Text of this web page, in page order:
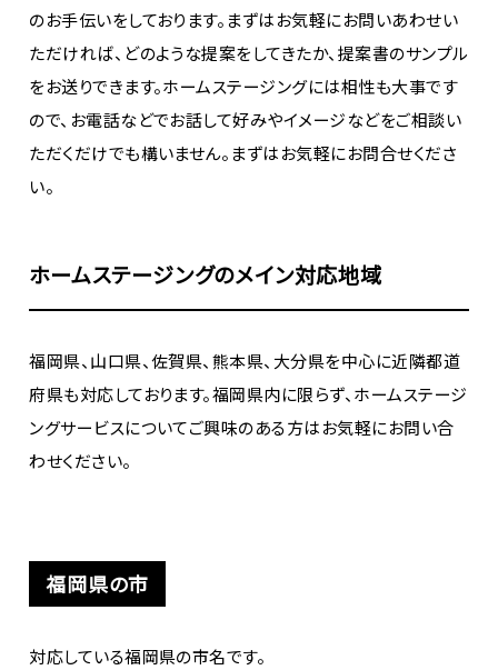
のお手伝いをしております。まずはお気軽にお問いあわせい
ただければ、どのような提案をしてきたか、提案書のサンプル
をお送りできます。ホームステージングには相性も大事です
ので、お電話などでお話して好みやイメージなどをご相談い
ただくだけでも構いません。まずはお気軽にお問合せくださ
い。
ホームステージングのメイン対応地域
福岡県、山口県、佐賀県、熊本県、大分県を中心に近隣都道
府県も対応しております。福岡県内に限らず、ホームステージ
ングサービスについてご興味のある方はお気軽にお問い合
わせください。
福岡県の市
対応している福岡県の市名です。